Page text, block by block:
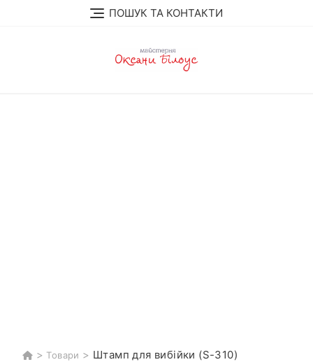
ПОШУК ТА КОНТАКТИ
> Товари > Штамп для вибійки (S-310)